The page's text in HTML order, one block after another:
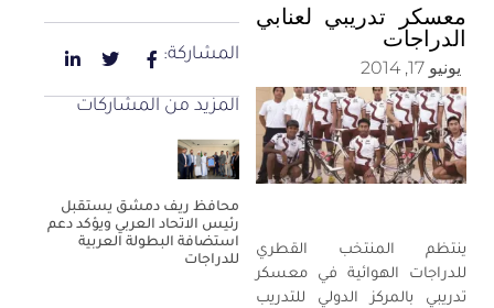
معسكر تدريبي لعنابي
الدراجات
يونيو 17, 2014
ينتظم المنتخب القطري
للدراجات الهوائية في معسكر
تدريبي بالمركز الدولي للتدريب
المشاركة:
المزيد من المشاركات
محافظ ريف دمشق يستقبل
رئيس الاتحاد العربي ويؤكد دعم
استضافة البطولة العربية
للدراجات